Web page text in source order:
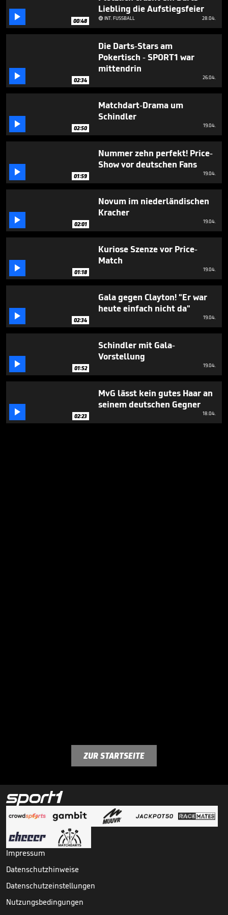
 00:48
Liebling die Aufstiegsfeier
INT. FUSSBALL 28.04.
 02:34
Die Darts-Stars am
Pokertisch - SPORT1 war
mittendrin
26.04.
 02:50
Matchdart-Drama um
Schindler
19.04.
 01:59
Nummer zehn perfekt! Price-
Show vor deutschen Fans
19.04.
 02:01
Novum im niederländischen
Kracher
19.04.
 01:18
Kuriose Szenze vor Price-
Match
19.04.
 02:34
Gala gegen Clayton! "Er war
heute einfach nicht da"
19.04.
 01:52
Schindler mit Gala-
Vorstellung
19.04.
 02:23
MvG lässt kein gutes Haar an
seinem deutschen Gegner
18.04.
ZUR STARTSEITE
Impressum
Datenschutzhinweise
Datenschutzeinstellungen
Nutzungsbedingungen